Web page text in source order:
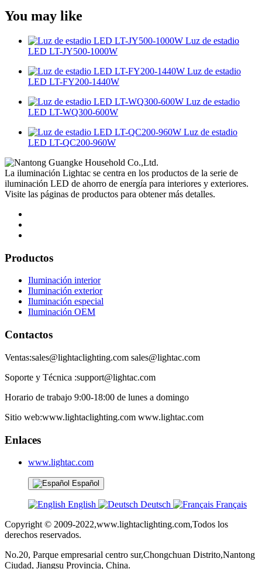
You may like
Luz de estadio
LED LT-JY500-1000W
Luz de estadio
LED LT-FY200-1440W
Luz de estadio
LED LT-WQ300-600W
Luz de estadio
LED LT-QC200-960W
La iluminación Lightac se centra en los productos de la serie de
iluminación LED de ahorro de energía para interiores y exteriores.
Visite las páginas de productos para obtener más detalles.
Productos
Iluminación interior
Iluminación exterior
Iluminación especial
Iluminación OEM
Contactos
Ventas:sales@lightaclighting.com sales@lightac.com
Soporte y Técnica :support@lightac.com
Horario de trabajo 9:00-18:00 de lunes a domingo
Sitio web:www.lightaclighting.com www.lightac.com
Enlaces
www.lightac.com
Español
English Deutsch
Français
Copyright © 2009-2022,www.lightaclighting.com,Todos los
derechos reservados.
No.20, Parque empresarial centro sur,Chongchuan Distrito,Nantong
Ciudad, Jiangsu Provincia, China.